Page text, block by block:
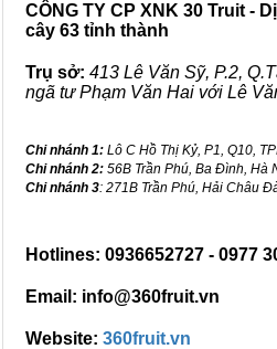
CÔNG TY CP XNK 30 Truit -
cây 63 tỉnh thành
Trụ sở: 413 Lê Văn Sỹ, P.2,
ngã tư Phạm Văn Hai với Lê
Chi nhánh 1: Lô C Hồ Thị Kỷ, P1, Q10,
Chi nhánh 2: 56B Trần Phú, Ba Đình, Hà
Chi nhánh 3: 271B Trần Phú, Hải Châu
Hotlines: 0936652727 - 0977
Email: info@360fruit.vn
Website: 360fruit.vn